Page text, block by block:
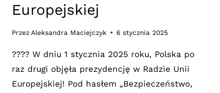
Europejskiej
PrzezAleksandra Maciejczyk 6 stycznia 2025
???? W dniu 1 stycznia 2025 roku, Polska po
raz drugi objęła prezydencję w Radzie Unii
Europejskiej! Pod hasłem „Bezpieczeństwo,